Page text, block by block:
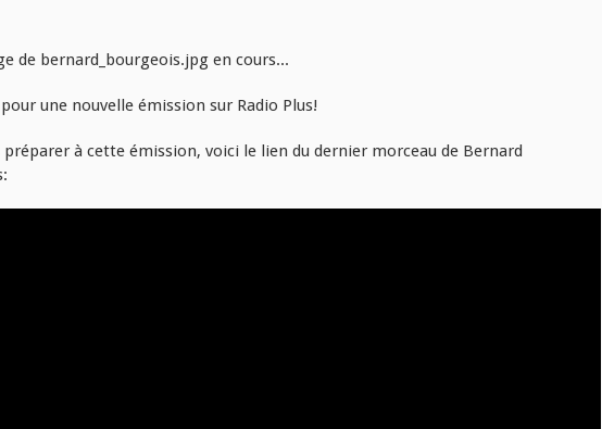
une nouvelle émission sur Radio Plus!
préparer à cette émission, voici le lien du dernier morceau de Bernard